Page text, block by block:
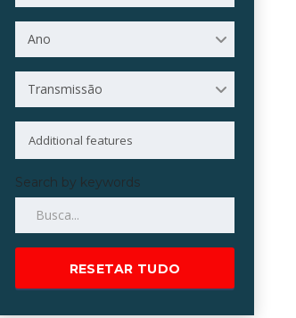
Ano
Transmissão
Search by keywords
RESETAR TUDO